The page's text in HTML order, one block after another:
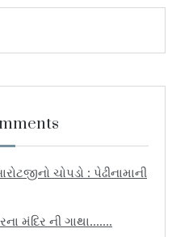
ચોપડો : પેઢીનામાની
મંદિર ની ગાથા…….